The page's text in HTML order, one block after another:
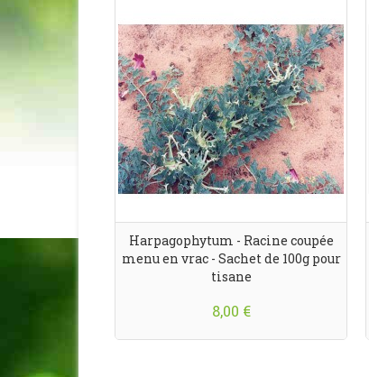
Harpagophytum - Racine coupée
menu en vrac - Sachet de 100g pour
tisane
8,00 €